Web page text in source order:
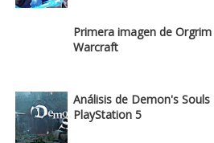
Primera imagen de
Warcraft
Análisis de Demon's Souls
PlayStation 5